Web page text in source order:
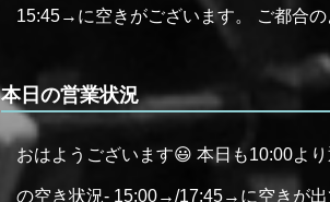
15:45→に空きがございます。 ご都合の
本日の営業状況
おはようございます😃 本日も10:00よ
の空き状況- 15:00→/17:45→に空きが出